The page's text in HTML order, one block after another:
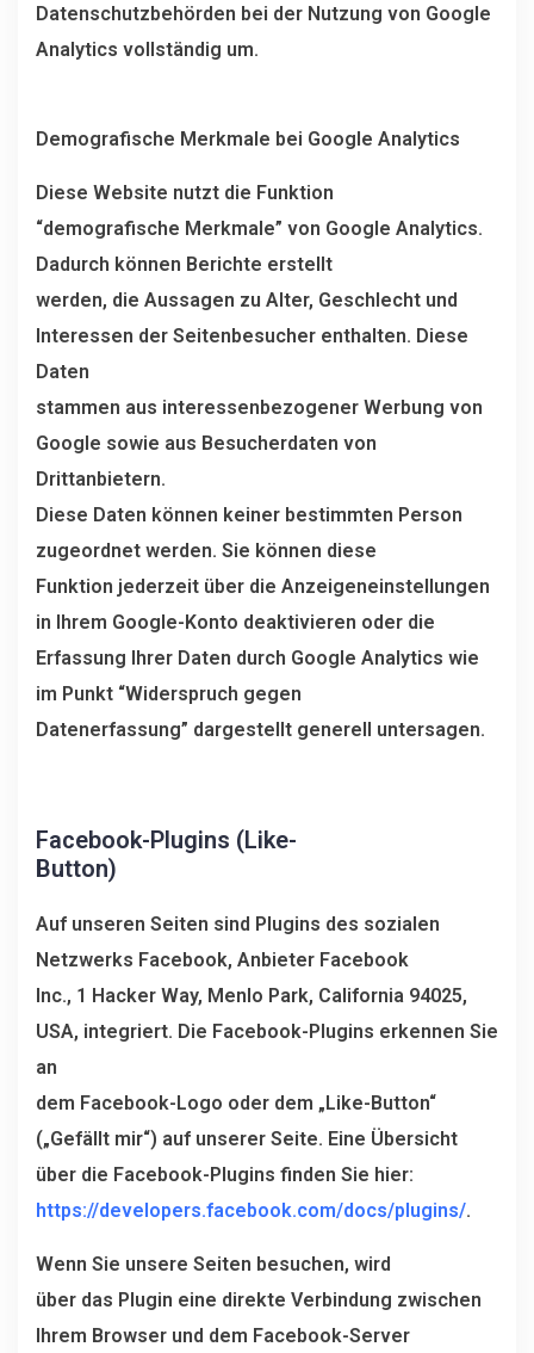
Datenschutzbehörden bei der Nutzung von Google
Analytics vollständig um.
Demografische Merkmale bei Google Analytics
Diese Website nutzt die Funktion
“demografische Merkmale” von Google Analytics.
Dadurch können Berichte erstellt
werden, die Aussagen zu Alter, Geschlecht und
Interessen der Seitenbesucher enthalten. Diese
Daten
stammen aus interessenbezogener Werbung von
Google sowie aus Besucherdaten von
Drittanbietern.
Diese Daten können keiner bestimmten Person
zugeordnet werden. Sie können diese
Funktion jederzeit über die Anzeigeneinstellungen
in Ihrem Google-Konto deaktivieren oder die
Erfassung Ihrer Daten durch Google Analytics wie
im Punkt “Widerspruch gegen
Datenerfassung” dargestellt generell untersagen.
Facebook-Plugins (Like-
Button)
Auf unseren Seiten sind Plugins des sozialen
Netzwerks Facebook, Anbieter Facebook
Inc., 1 Hacker Way, Menlo Park, California 94025,
USA, integriert. Die Facebook-Plugins erkennen Sie
an
dem Facebook-Logo oder dem „Like-Button“
(„Gefällt mir“) auf unserer Seite. Eine Übersicht
über die Facebook-Plugins finden Sie hier:
https://developers.facebook.com/docs/plugins/.
Wenn Sie unsere Seiten besuchen, wird
über das Plugin eine direkte Verbindung zwischen
Ihrem Browser und dem Facebook-Server